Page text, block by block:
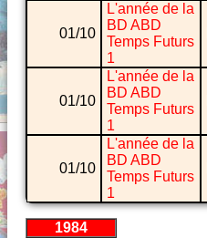
01/10
L'année de la
BD ABD
Temps Futurs
1
01/10
L'année de la
BD ABD
Temps Futurs
1
01/10
L'année de la
BD ABD
Temps Futurs
1
1984